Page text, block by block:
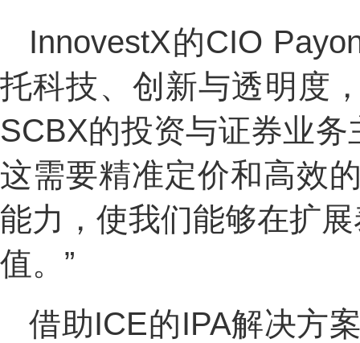
InnovestX的CIO
托科技、创新与透明度
SCBX的投资与证券业
这需要精准定价和高效
能力，使我们能够在扩
值。”
借助ICE的IPA解决方